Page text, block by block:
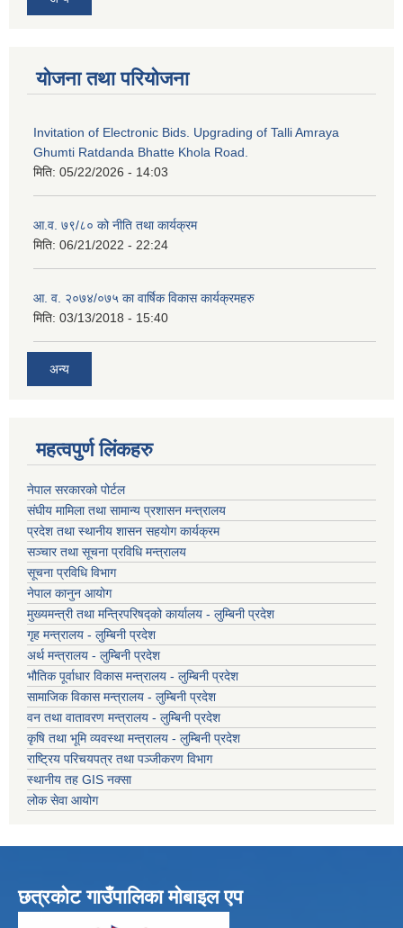
योजना तथा परियोजना
Invitation of Electronic Bids. Upgrading of Talli Amraya
Ghumti Ratdanda Bhatte Khola Road.
मिति: 05/22/2026 - 14:03
आ.व. ७९/८० को नीति तथा कार्यक्रम
मिति: 06/21/2022 - 22:24
आ. व. २०७४/०७५ का वार्षिक विकास कार्यक्रमहरु
मिति: 03/13/2018 - 15:40
अन्य
महत्वपुर्ण लिंकहरु
नेपाल सरकारको पोर्टल
संघीय मामिला तथा सामान्य प्रशासन मन्त्रालय
प्रदेश तथा स्थानीय शासन सहयोग कार्यक्रम
सञ्चार तथा सूचना प्रविधि मन्त्रालय
सूचना प्रविधि विभाग
नेपाल कानुन आयोग
मुख्यमन्त्री तथा मन्त्रिपरिषद्को कार्यालय - लुम्बिनी प्रदेश
गृह मन्त्रालय - लुम्बिनी प्रदेश
अर्थ मन्त्रालय - लुम्बिनी प्रदेश
भौतिक पूर्वाधार विकास मन्त्रालय - लुम्बिनी प्रदेश
सामाजिक विकास मन्त्रालय - लुम्बिनी प्रदेश
वन तथा वातावरण मन्त्रालय - लुम्बिनी प्रदेश
कृषि तथा भूमि व्यवस्था मन्त्रालय - लुम्बिनी प्रदेश
राष्ट्रिय परिचयपत्र तथा पञ्जीकरण विभाग
स्थानीय तह GIS नक्सा
लोक सेवा आयोग
छत्रकोट गाउँपालिका मोबाइल एप